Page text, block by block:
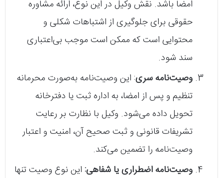
امضا باشد. نقش وکیل در این نوع، ارائه مشاوره
حقوقی برای جلوگیری از اشتباهات شکلی و
محتوایی است که ممکن است موجب بی‌اعتباری
سند شود.
وصیت‌نامه سری: این وصیت‌نامه به‌صورت محرمانه
تنظیم و پس از امضا، به اداره ثبت یا دفترخانه
تحویل داده می‌شود. وکیل با نظارت بر رعایت
تشریفات قانونی و ثبت صحیح آن، امنیت و اعتبار
وصیت‌نامه را تضمین می‌کند.
وصیت‌نامه اضطراری یا شفاهی: این نوع وصیت تنها